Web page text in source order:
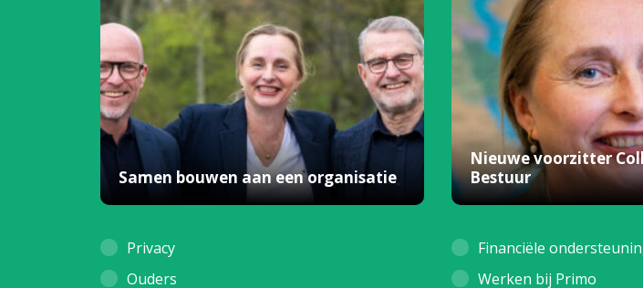
Samen bouwen aan een organisatie
Nieuwe voorzitter
Bestuur
Privacy
Ouders
Financiële
Werken bij Primo